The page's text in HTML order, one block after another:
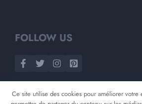
FOLLOW US
Ce site utilise des cookies pour améliorer